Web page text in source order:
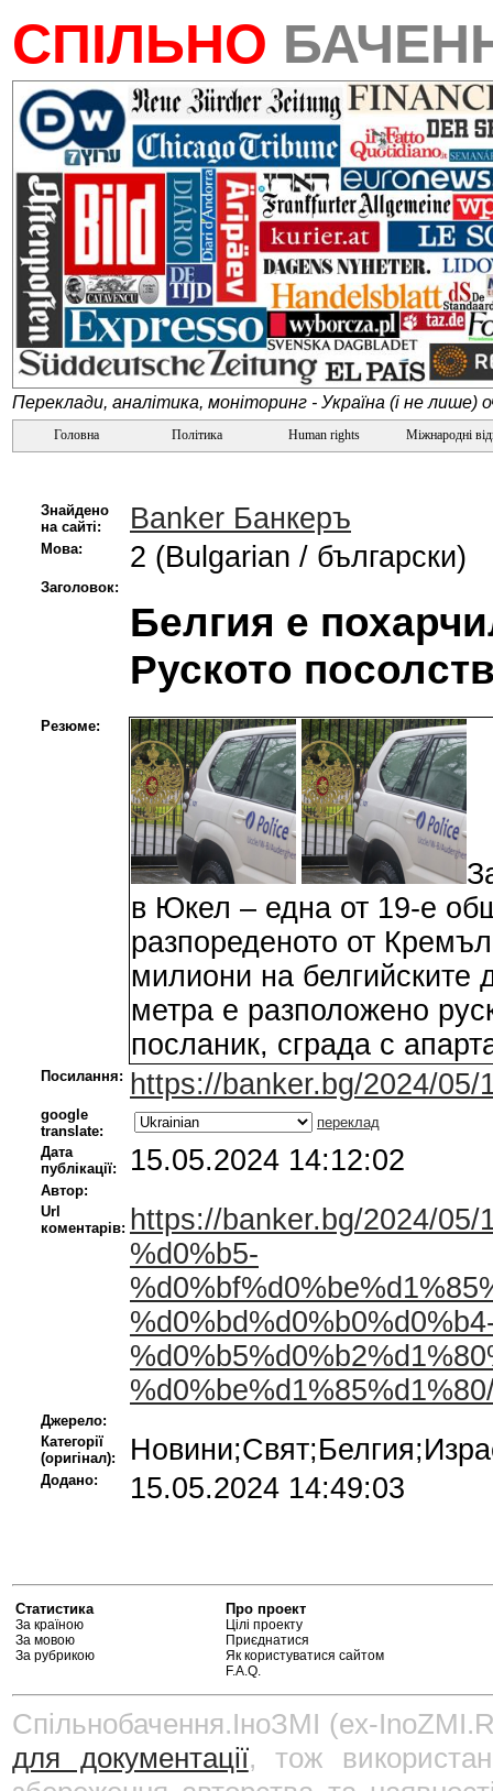
СПІЛЬНО
Переклади, аналітика, моніторинг - Україна (і не лише)
Головна Політика Human rights Міжнародні
Знайдено
на сайті:
Banker Банкеръ
Мова: 2 (Bulgarian / български)
Заголовок:
Белгия е
Руското
Резюме:
в Юкел – една от 19-е
разпореденото от
милиони на белгийските
метра е разположено
посланик, сграда с
Посилання: https://banker.bg/2024/05/
google
translate:
переклад
Дата
публікації:
15.05.2024 14:12:02
Автор:
Url
коментарів: https://banker.bg/2024/
%d0%b5-
Джерело:
Категорії
(оригінал):
Додано: 15.05.2024 14:49:03
Статистика
За країною
За мовою
За рубрикою
Про проект
Цілі проекту
Приєднатися
Як користуватися сайтом
F.A.Q.
Спільнобачення.ІноЗМІ (ex-
для документації, тож